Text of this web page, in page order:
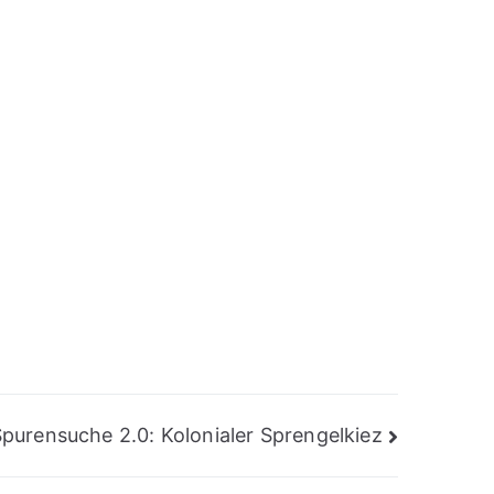
2.0: Kolonialer Sprengelkiez